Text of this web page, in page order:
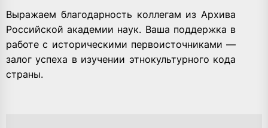
Выражаем благодарность коллегам из Архива
Российской академии наук. Ваша поддержка в
работе с историческими первоисточниками —
залог успеха в изучении этнокультурного кода
страны.